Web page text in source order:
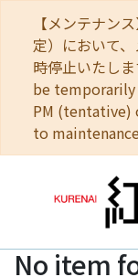
【メンテナン
定）において
時停止いたし
be temporarily
PM (tentative)
to
No item